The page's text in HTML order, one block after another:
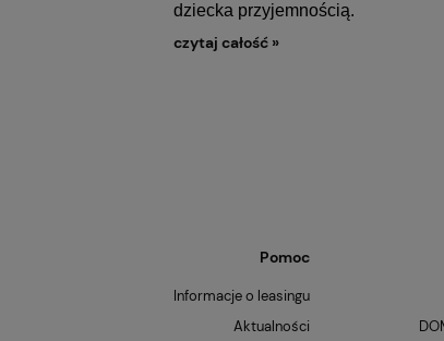
dziecka przyjemnością.
czytaj całość »
Pomoc
Informacje o leasingu
Aktualności